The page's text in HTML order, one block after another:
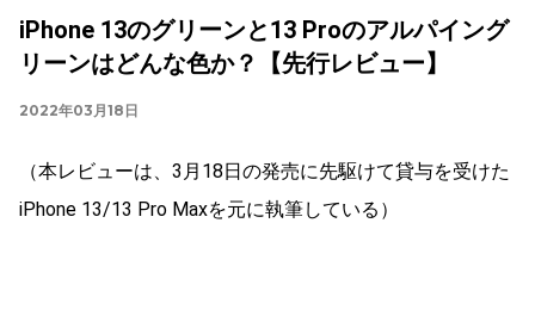
iPhone 13のグリーンと13 Proのアルパイング
リーンはどんな色か？【先行レビュー】
2022年03月18日
（本レビューは、3月18日の発売に先駆けて貸与を受けた
iPhone 13/13 Pro Maxを元に執筆している）